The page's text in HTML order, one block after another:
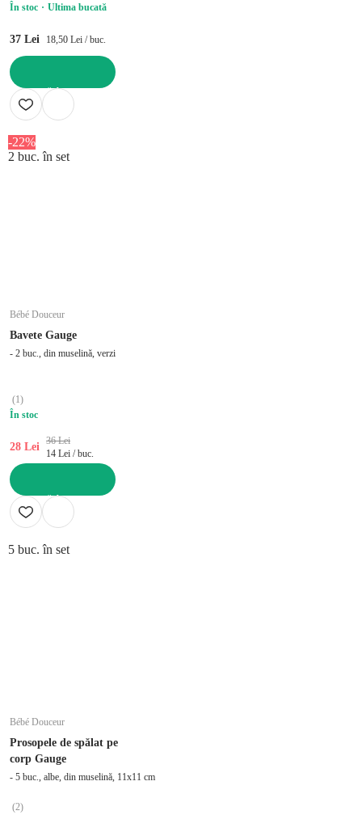
În stoc Ultima bucată
37 Lei 18,50 Lei / buc.
ADAUGĂ ÎN COȘ
-22%
2 buc. în set
Bébé Douceur
Bavete Gauge
- 2 buc., din muselină, verzi
(1)
În stoc
28 Lei
36 Lei
14 Lei / buc.
ADAUGĂ ÎN COȘ
5 buc. în set
Bébé Douceur
Prosopele de spălat pe
corp Gauge
- 5 buc., albe, din muselină, 11x11 cm
(2)